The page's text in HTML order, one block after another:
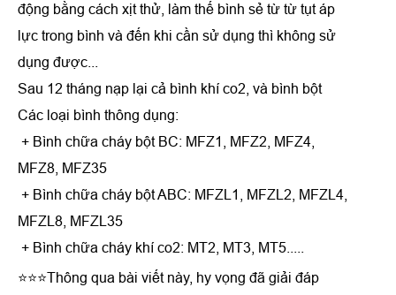
động bằng cách xịt thử, làm thế bình sẻ từ từ tụt áp
lực trong bình và đến khi cần sử dụng thì không sử
dụng được...
Sau 12 tháng nạp lại cả bình khí co2, và bình bột
Các loại bình thông dụng:
+ Bình chữa cháy bột BC: MFZ1, MFZ2, MFZ4,
MFZ8, MFZ35
+ Bình chữa cháy bột ABC: MFZL1, MFZL2, MFZL4,
MFZL8, MFZL35
+ Bình chữa cháy khí co2: MT2, MT3, MT5.....
⭐⭐⭐Thông qua bài viết này, hy vọng đã giải đáp